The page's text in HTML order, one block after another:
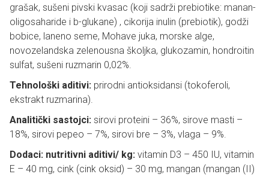
grašak, sušeni pivski kvasac (koji sadrži prebiotike: manan-
oligosaharide i b-glukane) , cikorija inulin (prebiotik), godži
bobice, laneno seme, Mohave juka, morske alge,
novozelandska zelenousna školjka, glukozamin, hondroitin
sulfat, sušeni ruzmarin 0,02%.
Tehnološki aditivi: prirodni antioksidansi (tokoferoli,
ekstrakt ruzmarina).
Analitički sastojci: sirovi proteini – 36%, sirove masti –
18%, sirovi pepeo – 7%, sirovi bre – 3%, vlaga – 9%.
Dodaci: nutritivni aditivi/ kg: vitamin D3 – 450 IU, vitamin
E – 40 mg, cink (cink oksid) – 30 mg, mangan (mangan (II)